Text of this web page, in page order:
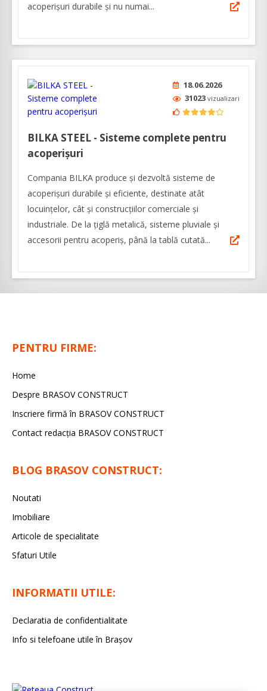
acoperișuri durabile și nu numai...
18.06.2026
31023 vizualizari
BILKA STEEL - Sisteme complete pentru
acoperișuri
Compania BILKA produce și dezvoltă sisteme de
acoperișuri durabile și eficiente, destinate atât
locuințelor, cât și construcțiilor comerciale și
industriale. De la țiglă metalică, sisteme pluviale și
accesorii pentru acoperiș, până la tablă cutată...
PENTRU FIRME:
Home
Despre BRASOV CONSTRUCT
Inscriere firmă în BRASOV CONSTRUCT
Contact redacţia BRASOV CONSTRUCT
BLOG BRASOV CONSTRUCT:
Noutati
Imobiliare
Articole de specialitate
Sfaturi Utile
INFORMATII UTILE:
Declaratia de confidentialitate
Info si telefoane utile în Braşov